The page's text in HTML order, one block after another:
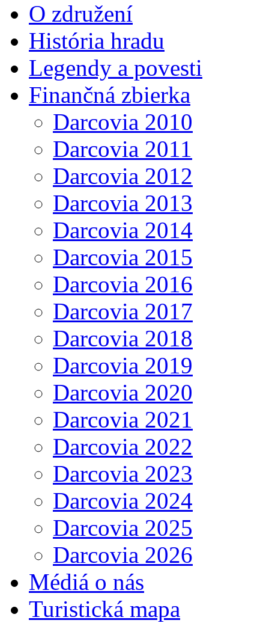
O združení
História hradu
Legendy a povesti
Finančná zbierka
Darcovia 2010
Darcovia 2011
Darcovia 2012
Darcovia 2013
Darcovia 2014
Darcovia 2015
Darcovia 2016
Darcovia 2017
Darcovia 2018
Darcovia 2019
Darcovia 2020
Darcovia 2021
Darcovia 2022
Darcovia 2023
Darcovia 2024
Darcovia 2025
Darcovia 2026
Médiá o nás
Turistická mapa